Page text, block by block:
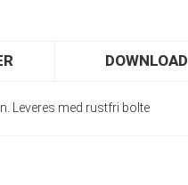
DOWNLOAD
Leveres med rustfri bolte